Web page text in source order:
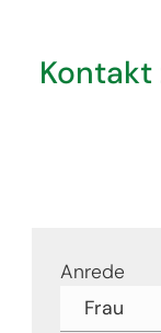
Kontakt
Anrede